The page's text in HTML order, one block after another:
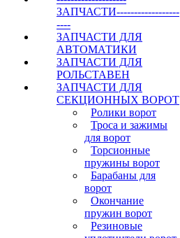
ЗАПЧАСТИ------------------
----
ЗАПЧАСТИ ДЛЯ
АВТОМАТИКИ
ЗАПЧАСТИ ДЛЯ
РОЛЬСТАВЕН
ЗАПЧАСТИ ДЛЯ
СЕКЦИОННЫХ ВОРОТ
Ролики ворот
Троса и зажимы
для ворот
Торсионные
пружины ворот
Барабаны для
ворот
Окончание
пружин ворот
Резиновые